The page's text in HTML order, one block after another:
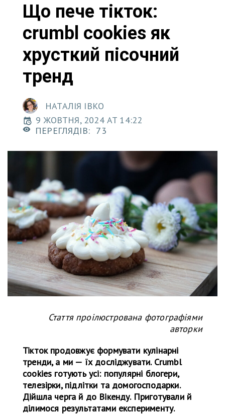
Що пече тікток:
сrumbl cookies як
хрусткий пісочний
тренд
НАТАЛІЯ ІВКО
9 ЖОВТНЯ, 2024 AT 14:22
ПЕРЕГЛЯДІВ: 73
Стаття проілюстрована фотографіями
авторки
Тікток продовжує формувати кулінарні
тренди, а ми — їх досліджувати. Crumbl
cookies готують усі: популярні блогери,
телезірки, підлітки та домогосподарки.
Дійшла черга й до Вікенду. Приготували й
ділимося результатами експерименту.